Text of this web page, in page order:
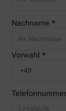
Nachname *
Vorwahl *